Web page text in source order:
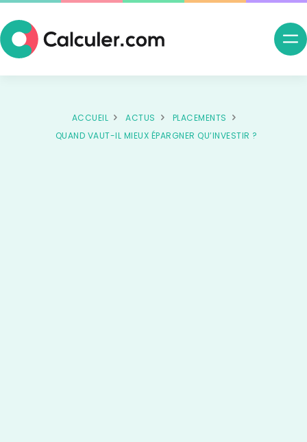
ACCUEIL ACTUS
PLACEMENTS
QUAND VAUT-IL MIEUX ÉPARGNER QU’INVESTIR ?